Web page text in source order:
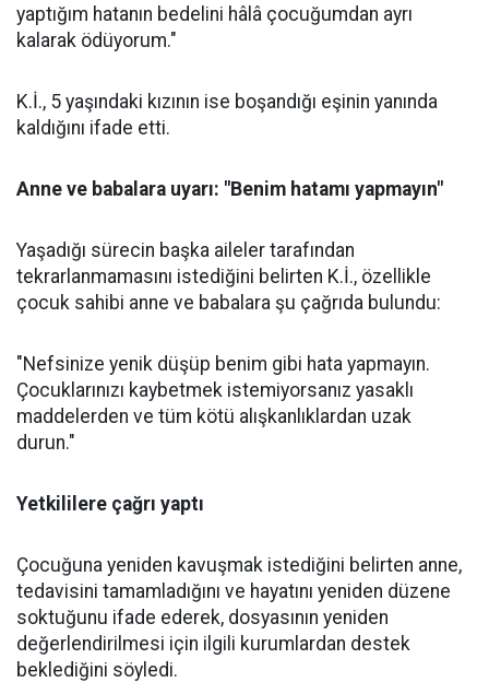
yaptığım hatanın bedelini hâlâ çocuğumdan ayrı
kalarak ödüyorum."
K.İ., 5 yaşındaki kızının ise boşandığı eşinin yanında
kaldığını ifade etti.
Anne ve babalara uyarı: "Benim hatamı yapmayın"
Yaşadığı sürecin başka aileler tarafından
tekrarlanmamasını istediğini belirten K.İ., özellikle
çocuk sahibi anne ve babalara şu çağrıda bulundu:
"Nefsinize yenik düşüp benim gibi hata yapmayın.
Çocuklarınızı kaybetmek istemiyorsanız yasaklı
maddelerden ve tüm kötü alışkanlıklardan uzak
durun."
Yetkililere çağrı yaptı
Çocuğuna yeniden kavuşmak istediğini belirten anne,
tedavisini tamamladığını ve hayatını yeniden düzene
soktuğunu ifade ederek, dosyasının yeniden
değerlendirilmesi için ilgili kurumlardan destek
beklediğini söyledi.